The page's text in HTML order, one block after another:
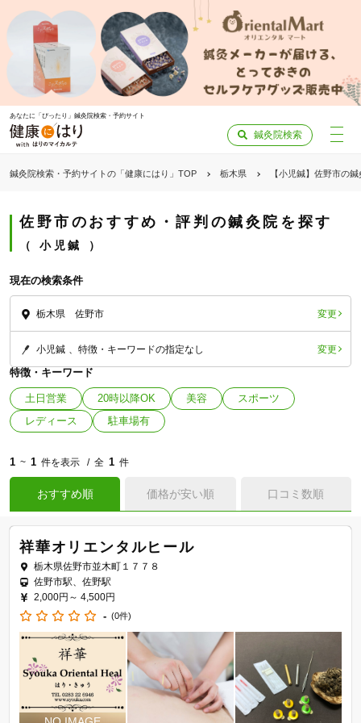
あなたに「ぴったり」鍼灸院検索・予約サイト
鍼灸院検索
鍼灸院検索・予約サイトの「健康にはり」TOP 栃木県 【小児鍼】佐野市の
佐野市のおすすめ・評判の鍼灸院を探す
小児鍼
現在の検索条件
栃木県 佐野市 変更
小児鍼 特徴・キーワードの指定なし 変更
特徴・キーワード
土日営業 20時以降OK 美容
スポーツ
レディース
駐車場有
1 ~ 1 件を表示 全 1 件
おすすめ順 価格が安い順 口コミ数順
祥華オリエンタルヒール
栃木県佐野市並木町１７７８
佐野市駅、佐野駅
2,000円～ 4,500円
- (0件)
「健康にはりを見た」